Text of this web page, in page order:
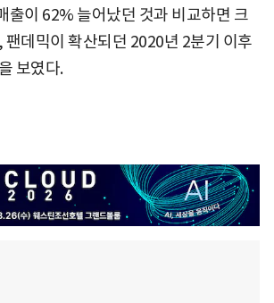
출이 62% 늘어났던 것과 비교하면 크
팬데믹이 확산되던 2020년 2분기 이후
보였다.